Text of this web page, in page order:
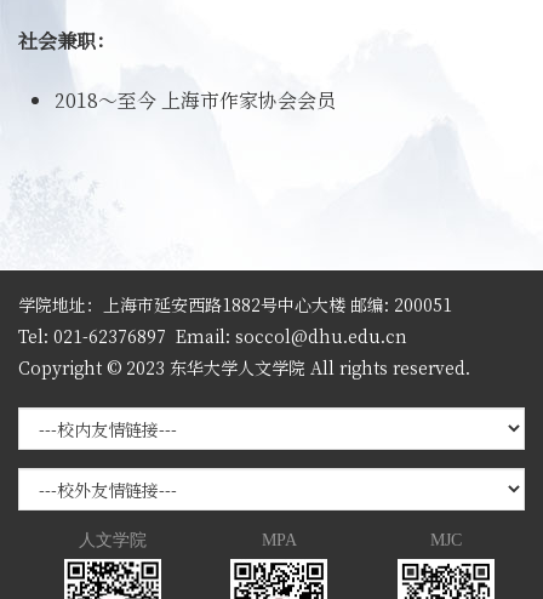
社会兼职：
2018～至今 上海市作家协会会员
学院地址：上海市延安西路1882号中心大楼 邮编: 200051
Tel: 021-62376897 Email: soccol@dhu.edu.cn
Copyright © 2023 东华大学人文学院 All rights reserved.
人文学院 MPA MJC